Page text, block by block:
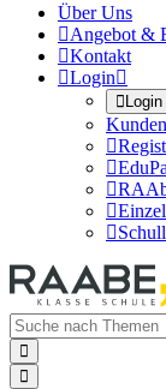
Über Uns
Angebot &
Kontakt
Login
Login






